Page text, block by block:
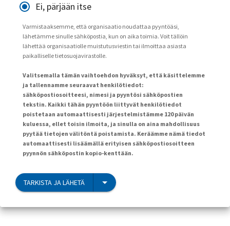
Ei, pärjään itse
Varmistaaksemme, että organisaatio noudattaa pyyntöäsi,
lähetämme sinulle sähköpostia, kun on aika toimia. Voit tällöin
lähettää organisaatiolle muistutusviestin tai ilmoittaa asiasta
paikalliselle tietosuojavirastolle.
Valitsemalla tämän vaihtoehdon hyväksyt, että käsittelemme
ja tallennamme seuraavat henkilötiedot:
sähköpostiosoitteesi, nimesi ja pyyntösi sähköpostien
tekstin. Kaikki tähän pyyntöön liittyvät henkilötiedot
poistetaan automaattisesti järjestelmistämme 120 päivän
kuluessa, ellet toisin ilmoita, ja sinulla on aina mahdollisuus
pyytää tietojen välitöntä poistamista. Keräämme nämä tiedot
automaattisesti lisäämällä erityisen sähköpostiosoitteen
pyynnön sähköpostin kopio-kenttään.
TARKISTA JA LÄHETÄ